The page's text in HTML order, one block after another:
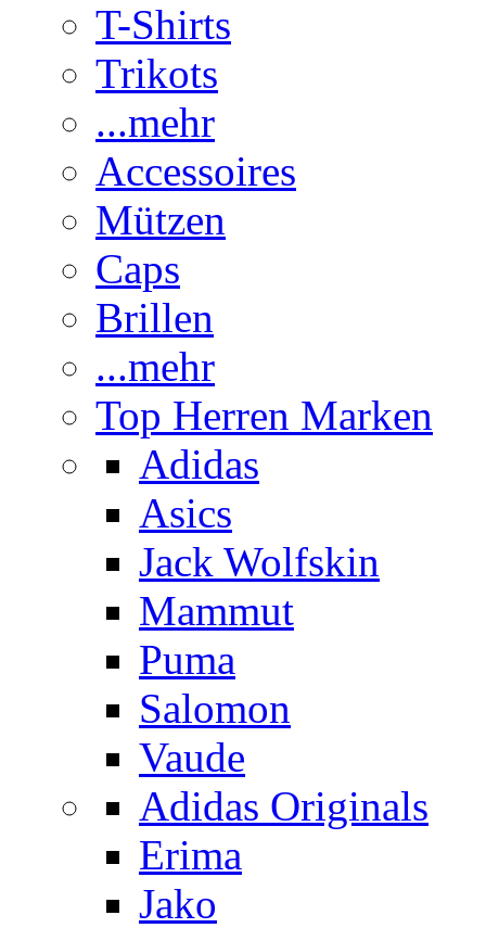
T-Shirts
Trikots
...mehr
Accessoires
Mützen
Caps
Brillen
...mehr
Top Herren Marken
Adidas
Asics
Jack Wolfskin
Mammut
Puma
Salomon
Vaude
Adidas Originals
Erima
Jako